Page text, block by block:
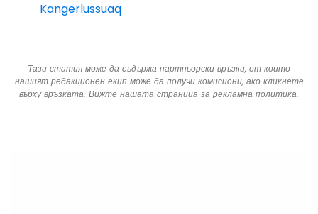
Kangerlussuaq
Тази статия може да съдържа партньорски връзки, от които
нашият редакционен екип може да получи комисиони, ако кликнете
върху връзката. Вижте нашата страница за рекламна политика.